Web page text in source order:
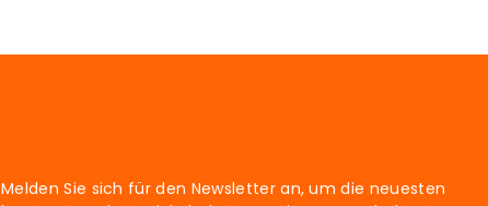
Melden Sie sich für den Newsletter an, um die neuesten